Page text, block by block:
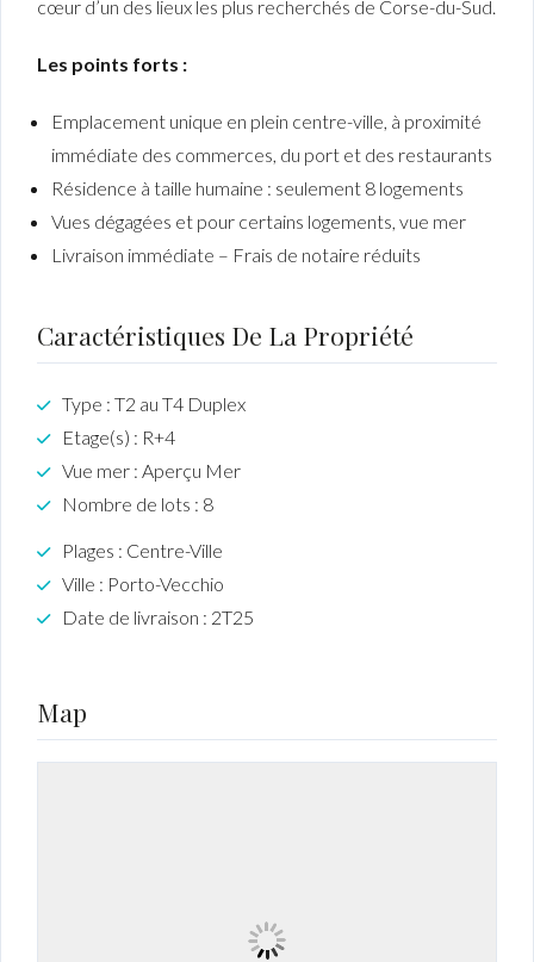
cœur d’un des lieux les plus recherchés de Corse-du-Sud.
Les points forts :
Emplacement unique en plein centre-ville, à proximité
immédiate des commerces, du port et des restaurants
Résidence à taille humaine : seulement 8 logements
Vues dégagées et pour certains logements, vue mer
Livraison immédiate – Frais de notaire réduits
Caractéristiques De La Propriété
Type : T2 au T4 Duplex
Etage(s) : R+4
Vue mer : Aperçu Mer
Nombre de lots : 8
Plages : Centre-Ville
Ville : Porto-Vecchio
Date de livraison : 2T25
Map